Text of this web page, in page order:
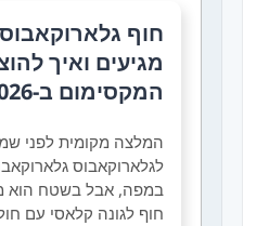
חוף
מגיעים ואיך
המקסימום ב-2026
המלצה מקומית לפני
לגלארוקאבוס
במפה, אבל בשטח הוא
חוף לגונה קלאסי עם